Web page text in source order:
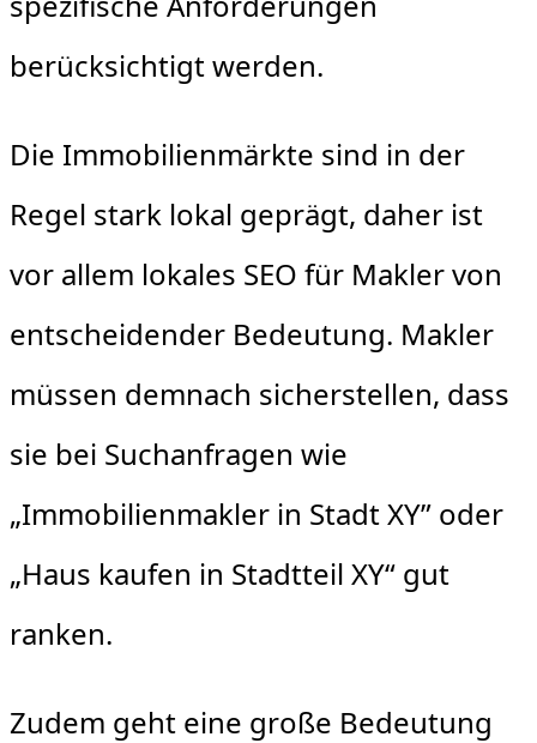
berücksichtigt werden.
Die Immobilienmärkte sind in der
Regel stark lokal geprägt, daher ist
vor allem lokales SEO für Makler von
entscheidender Bedeutung. Makler
müssen demnach sicherstellen, dass
sie bei Suchanfragen wie
„Immobilienmakler in Stadt XY” oder
„Haus kaufen in Stadtteil XY“ gut
ranken.
Zudem geht eine große Bedeutung